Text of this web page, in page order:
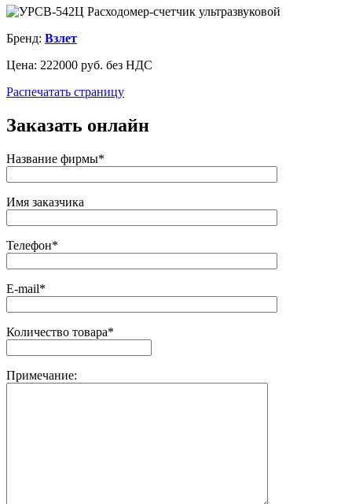
Бренд: Взлет
Цена: 222000 руб. без НДС
Распечатать страницу
Заказать онлайн
Название фирмы*
Имя заказчика
Телефон*
E-mail*
Количество товара*
Примечание: